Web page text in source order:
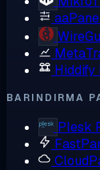
Hiddify
BARINDIRMA
Plesk